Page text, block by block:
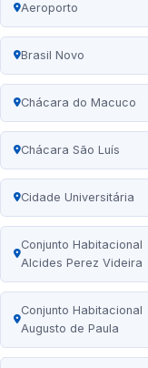
Aeroporto
Brasil Novo
Chácara do Macuco
Chácara São Luís
Cidade Universitária
Conjunto Habitacional
Alcides Perez Videira
Conjunto Habitacional
Augusto de Paula